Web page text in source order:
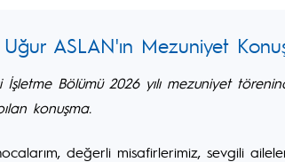
ASLAN'ın Mezuniyet
İşletme Bölümü 2026 yılı mezuniyet
konuşma.
değerli misafirlerimiz, sevgili